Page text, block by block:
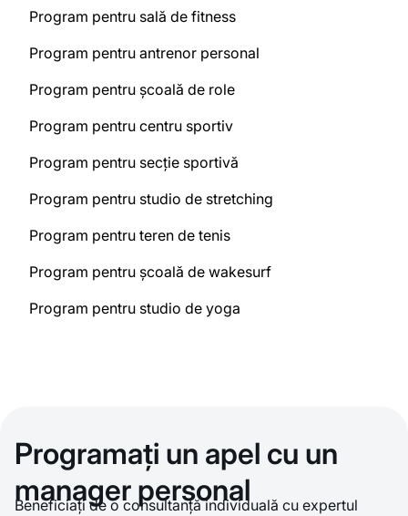
Program pentru sală de fitness
Program pentru antrenor personal
Program pentru școală de role
Program pentru centru sportiv
Program pentru secție sportivă
Program pentru studio de stretching
Program pentru teren de tenis
Program pentru școală de wakesurf
Program pentru studio de yoga
Programați un apel cu un
manager personal
Beneficiați de o consultanță individuală cu expertul